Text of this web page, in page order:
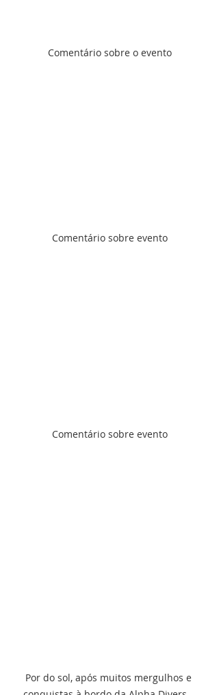
Comentário sobre o evento
Comentário sobre evento
Comentário sobre evento
Por do sol, após muitos mergulhos e